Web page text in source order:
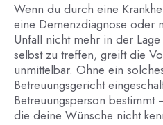
Wenn du durch eine
eine Demenzdiagnose oder
Unfall nicht mehr in der
selbst zu treffen, greift die
unmittelbar. Ohne ein
Betreuungsgericht
Betreuungsperson
die deine Wünsche nicht